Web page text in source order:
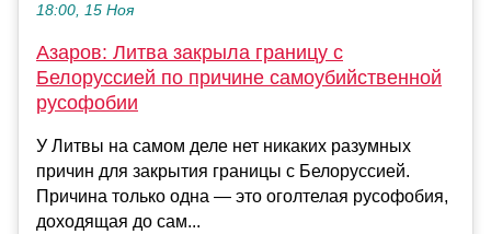
18:00, 15 Ноя
Азаров: Литва закрыла границу с
Белоруссией по причине самоубийственной
русофобии
У Литвы на самом деле нет никаких разумных
причин для закрытия границы с Белоруссией.
Причина только одна — это оголтелая русофобия,
доходящая до сам...